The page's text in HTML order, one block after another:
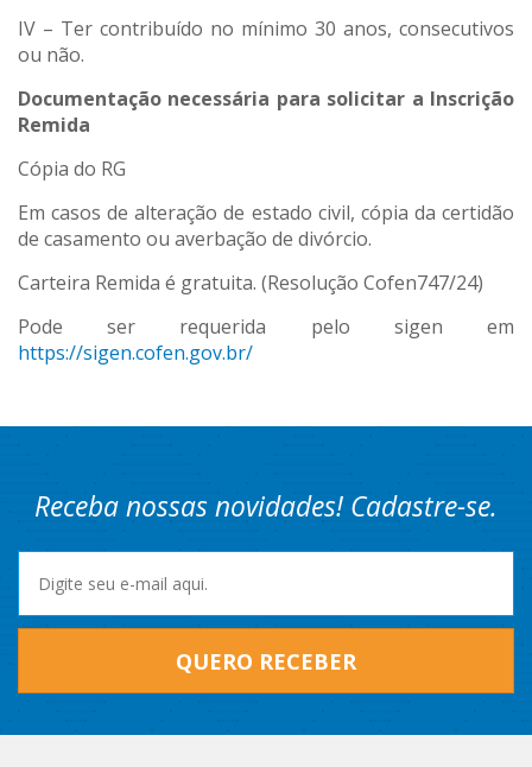
IV – Ter contribuído no mínimo 30 anos, consecutivos
ou não.
Documentação necessária para solicitar a Inscrição
Remida
Cópia do RG
Em casos de alteração de estado civil, cópia da certidão
de casamento ou averbação de divórcio.
Carteira Remida é gratuita. (Resolução Cofen747/24)
Pode ser requerida pelo sigen em
https://sigen.cofen.gov.br/
Receba nossas novidades! Cadastre-se.
QUERO RECEBER